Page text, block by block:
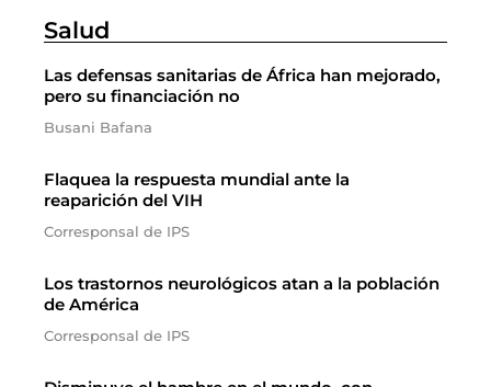
Salud
Las defensas sanitarias de África han mejorado,
pero su financiación no
Busani Bafana
Flaquea la respuesta mundial ante la
reaparición del VIH
Corresponsal de IPS
Los trastornos neurológicos atan a la población
de América
Corresponsal de IPS